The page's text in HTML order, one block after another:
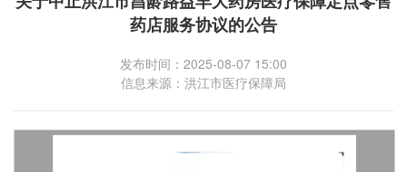
药店服务协议的公告
发布时间：2025-08-07 15:00
信息来源：洪江市医疗保障局